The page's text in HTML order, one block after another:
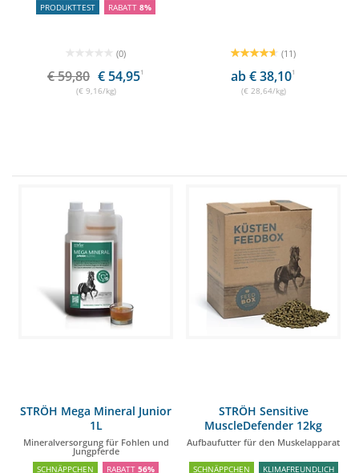
PRODUKTTEST
RABATT 8%
(0)
€ 59,80 € 54,951
(€ 9,16/kg)
(11)
ab € 38,101
(€ 28,64/kg)
STRÖH Mega Mineral Junior
1L
Mineralversorgung für Fohlen und
Jungpferde
SCHNÄPPCHEN RABATT 56%
STRÖH Sensitive
MuscleDefender 12kg
Feedbox
Aufbaufutter für den Muskelapparat
SCHNÄPPCHEN
KLIMAFREUNDLICH